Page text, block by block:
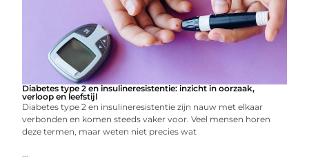
Diabetes type 2 en insulineresistentie: inzicht in oorzaak,
verloop en leefstijl
Diabetes type 2 en insulineresistentie zijn nauw met elkaar
verbonden en komen steeds vaker voor. Veel mensen horen
deze termen, maar weten niet precies wat
...